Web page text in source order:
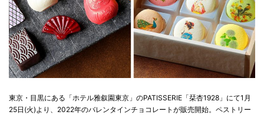
東京・目黒にある「ホテル雅叙園東京」のPATISSERIE「栞杏1928」にて1月
25日(火)より、2022年のバレンタインチョコレートが販売開始。ペストリー